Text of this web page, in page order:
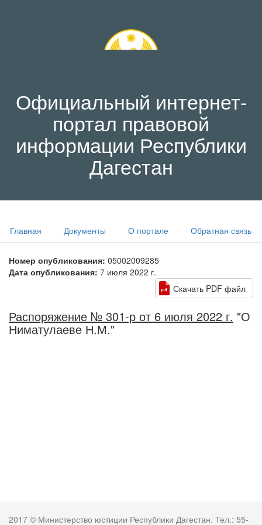
Официальный интернет-
портал правовой
информации Республики
Дагестан
Главная Документы О портале Обратная связь
Номер опубликования: 05002009285
Дата опубликования: 7 июля 2022 г.
Скачать PDF файл
Распоряжение № 301-р от 6 июля 2022 г. "О
Ниматулаеве Н.М."
2017 © Министерство юстиции Республики Дагестан. Тел.: 55-